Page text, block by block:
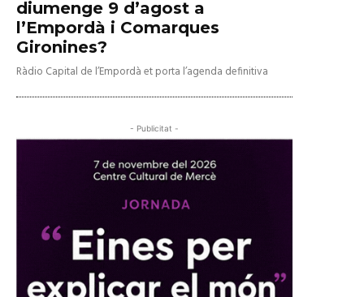
diumenge 9 d’agost a
l’Empordà i Comarques
Gironines?
Ràdio Capital de l’Empordà et porta l’agenda definitiva
- Publicitat -